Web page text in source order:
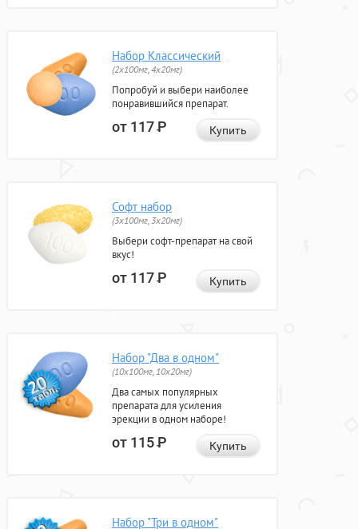
Набор Классический
(2x100мг, 4x20мг)
Попробуй и выбери наиболее
понравившийся препарат.
от 117Р Купить
Софт набор
(3x100мг, 3x20мг)
Выбери софт-препарат на свой
вкус!
от 117Р Купить
Набор "Два в одном"
(10x100мг, 10x20мг)
Два самых популярных
препарата для усиления
эрекции в одном наборе!
от 115Р Купить
Набор "Три в одном"